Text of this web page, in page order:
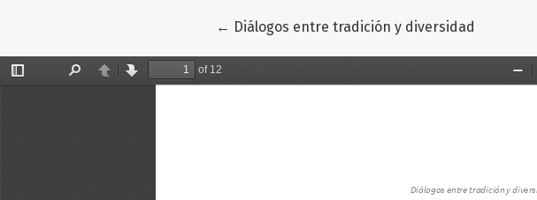
← Volver a los detalles del artículo
Diálogos entre tradición y diversidad